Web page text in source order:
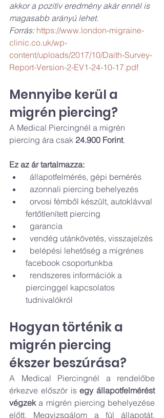
akkor a pozitív eredmény akár ennél is
magasabb arányú lehet.
Forrás: https://www.london-migraine-
clinic.co.uk/wp-
content/uploads/2017/10/Daith-Survey-
Report-Version-2-EV1-24-10-17.pdf
Mennyibe kerül a
migrén piercing?
A Medical Piercingnél a migrén
piercing ára csak 24.900 Forint.
Ez az ár tartalmazza:
  állapotfelmérés, gépi bemérés
  azonnali piercing behelyezés
fertőtlenített piercing
  garancia
  vendég utánkövetés, visszajelzés
facebook csoportunkba
piercinggel kapcsolatos
tudnivalókról
Hogyan történik a
migrén piercing
ékszer beszúrása?
A Medical Piercingnél a rendelőbe
érkezve először is egy állapotfelmérést
végzek a migrén piercing behelyezése
előtt. Megvizsgálom a fül állapotát,